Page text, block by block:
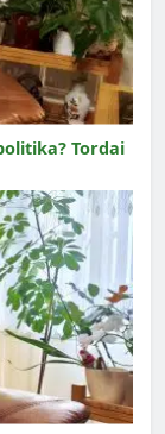
Tordai